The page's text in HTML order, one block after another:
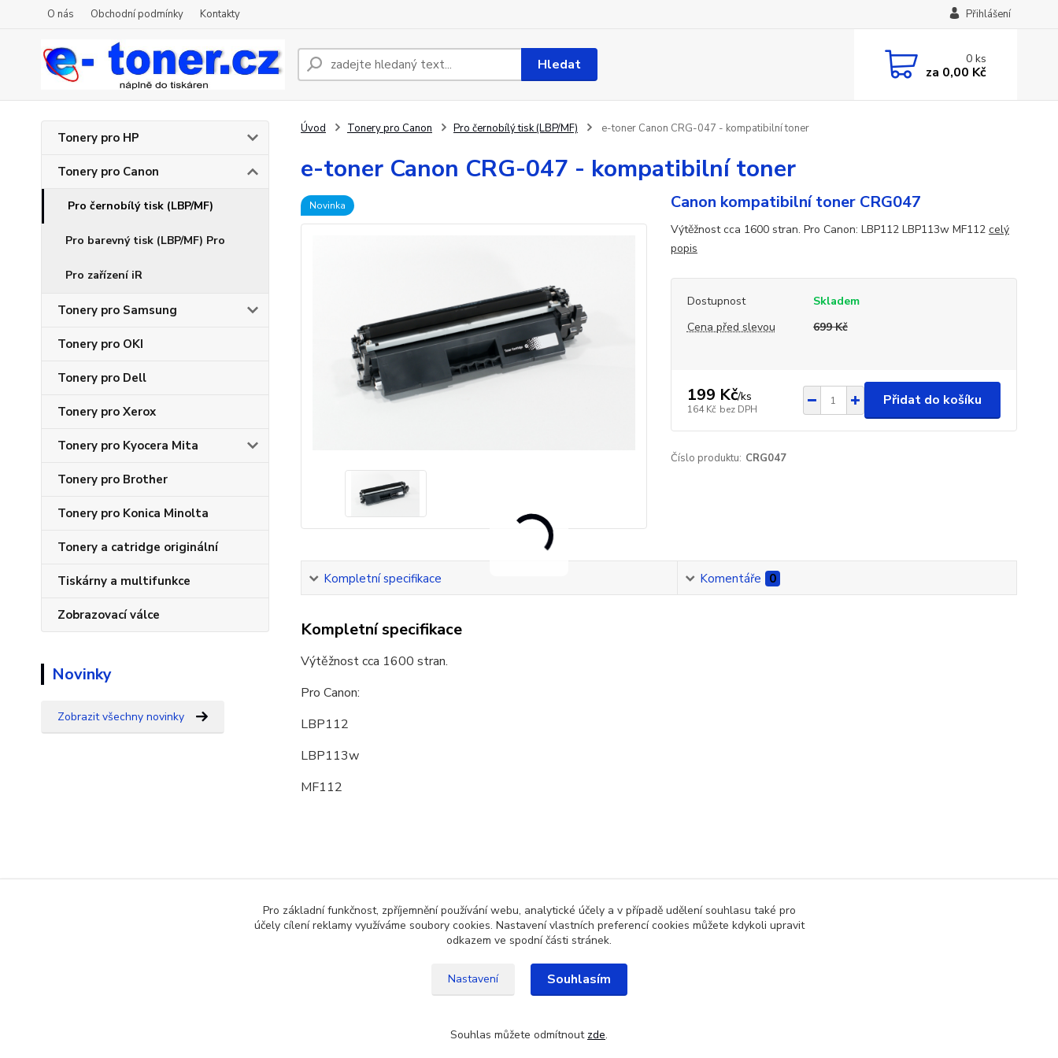
O nás Obchodní podmínky Kontakty Přihlášení
Hledat 0ks
za 0,00 Kč
Tonery pro HP
Tonery pro Canon
Pro černobílý tisk (LBP/MF)
Pro barevný tisk (LBP/MF) Pro
Pro zařízení iR
Tonery pro Samsung
Tonery pro OKI
Tonery pro Dell
Tonery pro Xerox
Tonery pro Kyocera Mita
Tonery pro Brother
Tonery pro Konica Minolta
Tonery a catridge originální
Tiskárny a multifunkce
Zobrazovací válce
Novinky
Zobrazit všechny novinky
Úvod Tonery pro Canon Pro černobílý tisk (LBP/MF) e-toner Canon CRG-047 - kompatibilní toner
e-toner Canon CRG-047 - kompatibilní toner
Novinka Canon kompatibilní toner CRG047
Výtěžnost cca 1600 stran. Pro Canon: LBP112 LBP113w MF112 celý
popis
Dostupnost
Skladem
Cena před slevou
699 Kč
199 Kč/ks
164 Kč bez DPH
Přidat do košíku
Číslo produktu: CRG047
Kompletní specifikace Komentáře 0
Kompletní specifikace
Výtěžnost cca 1600 stran.
Pro Canon:
LBP112
LBP113w
MF112
Pro černobílý tisk (LBP/MF)
Pro základní funkčnost, zpříjemnění používání webu, analytické účely a v případě udělení souhlasu také pro
účely cílení reklamy využíváme soubory cookies. Nastavení vlastních preferencí cookies můžete kdykoli upravit
odkazem ve spodní části stránek.
Nastavení Souhlasím
Souhlas můžete odmítnout zde.